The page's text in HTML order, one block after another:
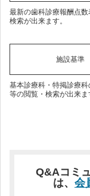
最新の歯科診療報酬点数
検索が出来ます。
施設基準
基本診療科・特掲診療
等の閲覧・検索が出来ま
Q&Aコミ
は、 会